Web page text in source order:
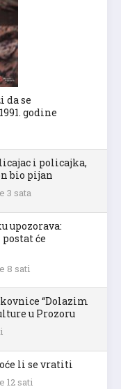
da se
godine
i policajka,
bio pijan
3 sata
upozorava:
će
8 sati
“Dolazim
u Prozoru
li se vratiti
12 sati